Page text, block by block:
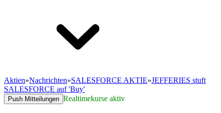
Aktien»Nachrichten»SALESFORCE AKTIE»JEFFERIES stuft
SALESFORCE auf 'Buy'
Push Mitteilungen Realtimekurse aktiv